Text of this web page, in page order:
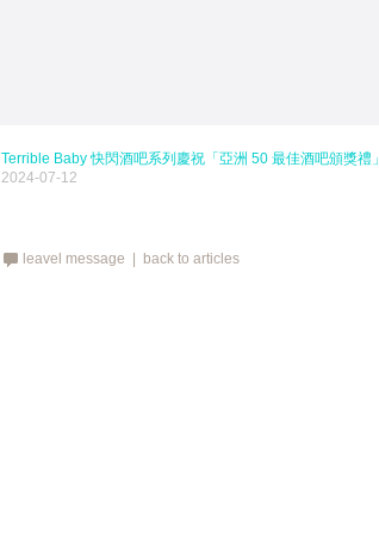
Terrible Baby 快閃酒吧系列慶祝「亞洲 50 最佳酒吧頒獎禮」
2024-07-12
leavel message | back to articles